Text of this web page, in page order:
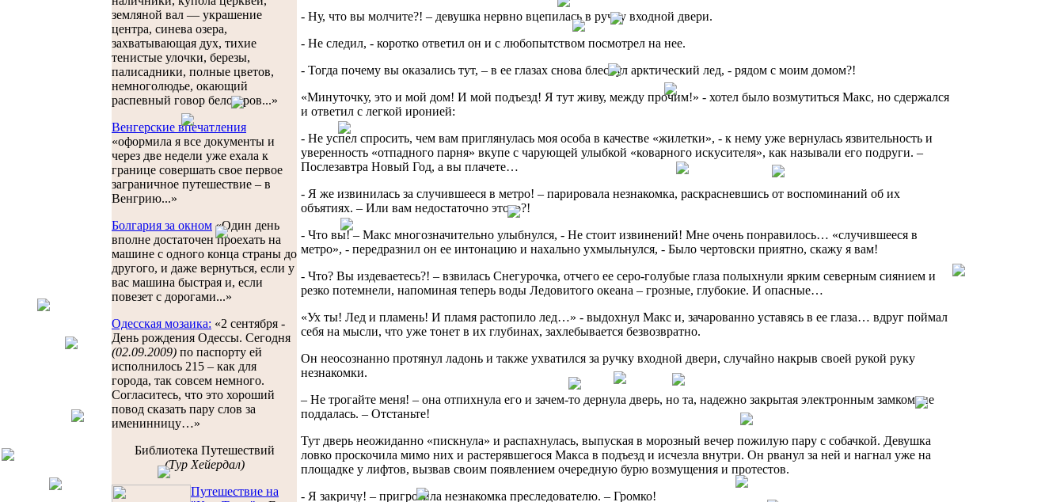
земляной вал — украшение
центра, синева озера,
захватывающая дух, тихие
тенистые улочки, березы,
палисадники, полные цветов,
немноголюдье, окающий
распевный говор белозеров...»
Венгерские впечатления
«оформила я все документы и
через две недели уже ехала к
границе совершать свое первое
заграничное путешествие – в
Венгрию...»
Болгария за окном «Один день
вполне достаточен проехать на
машине с одного конца страны до
другого, и даже вернуться, если у
вас машина быстрая и, если
повезет с дорогами...»
Одесская мозаика: «2 сентября -
День рождения Одессы. Сегодня
(02.09.2009) по паспорту ей
исполнилось 215 – как для
города, так совсем немного.
Согласитесь, что это хороший
повод сказать пару слов за
именинницу…»
Библиотека Путешествий
(Тур Хейердал)
Путешествие на
- Ну, что вы молчите?! – девушка нервно вцепилась в ручку входной двери.
- Не следил, - коротко ответил он и с любопытством посмотрел на нее.
- Тогда почему вы оказались тут, – в ее глазах снова блеснул арктический лед, - рядом с моим домом?!
«Минуточку, это и мой дом! И мой подъезд! Я тут живу, между прочим!» - хотел было возмутиться Макс, но сдержался
и ответил с легкой иронией:
- Не успел спросить, чем вам приглянулась моя особа в качестве «жилетки», - к нему уже вернулась язвительность и
уверенность «отпадного парня» вкупе с чарующей улыбкой «коварного искусителя», как называли его подруги. –
Послезавтра Новый Год, а вы плачете…
- Я же извинилась за случившееся в метро! – парировала незнакомка, раскрасневшись от воспоминаний об их
объятиях. – Или вам недостаточно этого?!
- Что вы! – Макс многозначительно улыбнулся, - Не стоит извинений! Мне очень понравилось… «случившееся в
метро», - передразнил он ее интонацию и нахально ухмыльнулся, - Было чертовски приятно, скажу я вам!
- Что? Вы издеваетесь?! – взвилась Снегурочка, отчего ее серо-голубые глаза полыхнули ярким северным сиянием и
резко потемнели, напоминая теперь воды Ледовитого океана – грозные, глубокие. И опасные…
«Ух ты! Лед и пламень! И пламя растопило лед…» - выдохнул Макс и, зачарованно уставясь в ее глаза… вдруг поймал
себя на мысли, что уже тонет в их глубинах, захлебывается безвозвратно.
Он неосознанно протянул ладонь и также ухватился за ручку входной двери, случайно накрыв своей рукой руку
незнакомки.
– Не трогайте меня! – она отпихнула его и зачем-то дернула дверь, но та, надежно закрытая электронным замком, не
поддалась. – Отстаньте!
Тут дверь неожиданно «пискнула» и распахнулась, выпуская в морозный вечер пожилую пару с собачкой. Девушка
ловко проскочила мимо них и растерявшегося Макса в подъезд и исчезла внутри. Он рванул за ней и нагнал уже на
площадке у лифтов, вызвав своим появлением очередную бурю возмущения и протестов.
- Я закричу! – пригрозила незнакомка преследователю. – Громко!